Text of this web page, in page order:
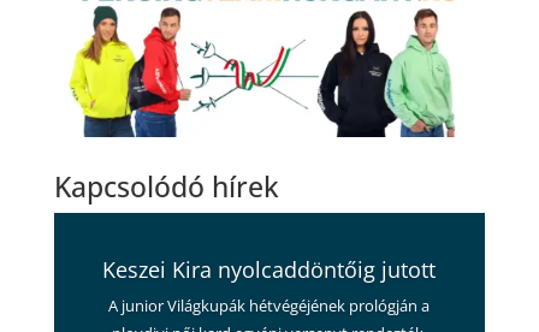
Kapcsolódó hírek
Keszei Kira nyolcaddöntőig jutott
A junior Világkupák hétvégéjének prológján a